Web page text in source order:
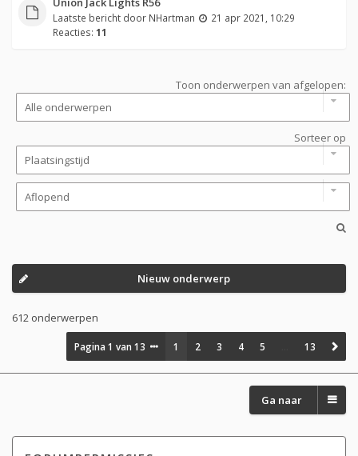
Laatste bericht door NHartman
21 apr 2021, 10:29
Reacties: 11
Toon onderwerpen van afgelopen:
Sorteer op
Nieuw onderwerp
612 onderwerpen
Pagina1 van13 1 2 3 4 5 13
Ga naar